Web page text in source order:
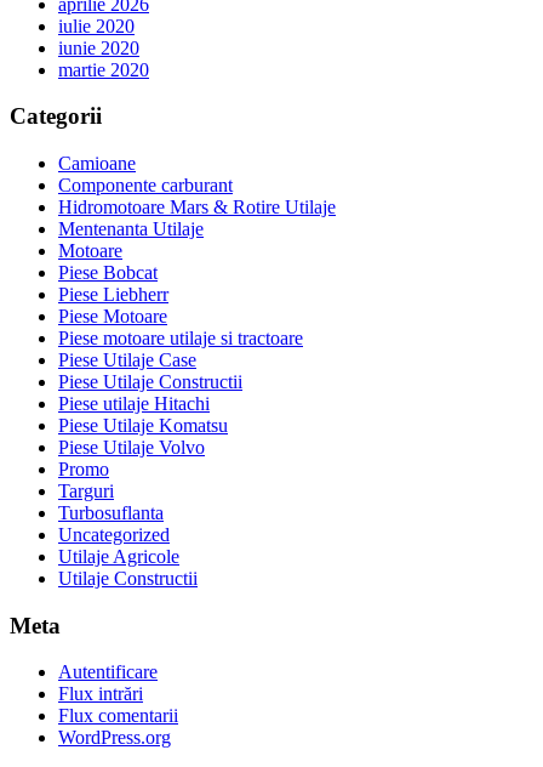
iulie 2020
iunie 2020
martie 2020
Categorii
Camioane
Componente carburant
Hidromotoare Mars & Rotire Utilaje
Mentenanta Utilaje
Motoare
Piese Bobcat
Piese Liebherr
Piese Motoare
Piese motoare utilaje si tractoare
Piese Utilaje Case
Piese Utilaje Constructii
Piese utilaje Hitachi
Piese Utilaje Komatsu
Piese Utilaje Volvo
Promo
Targuri
Turbosuflanta
Uncategorized
Utilaje Agricole
Utilaje Constructii
Meta
Autentificare
Flux intrări
Flux comentarii
WordPress.org